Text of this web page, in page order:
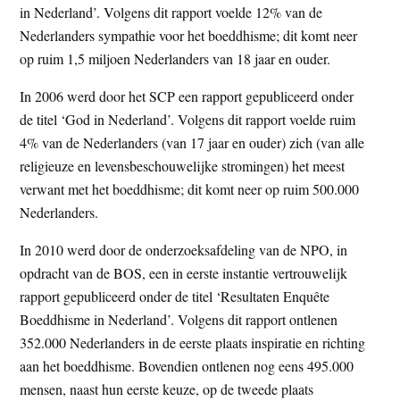
in Nederland’. Volgens dit rapport voelde 12% van de
Nederlanders sympathie voor het boeddhisme; dit komt neer
op ruim 1,5 miljoen Nederlanders van 18 jaar en ouder.
In 2006 werd door het SCP een rapport gepubliceerd onder
de titel ‘God in Nederland’. Volgens dit rapport voelde ruim
4% van de Nederlanders (van 17 jaar en ouder) zich (van alle
religieuze en levensbeschouwelijke stromingen) het meest
verwant met het boeddhisme; dit komt neer op ruim 500.000
Nederlanders.
In 2010 werd door de onderzoeksafdeling van de NPO, in
opdracht van de BOS, een in eerste instantie vertrouwelijk
rapport gepubliceerd onder de titel ‘Resultaten Enquête
Boeddhisme in Nederland’. Volgens dit rapport ontlenen
352.000 Nederlanders in de eerste plaats inspiratie en richting
aan het boeddhisme. Bovendien ontlenen nog eens 495.000
mensen, naast hun eerste keuze, op de tweede plaats